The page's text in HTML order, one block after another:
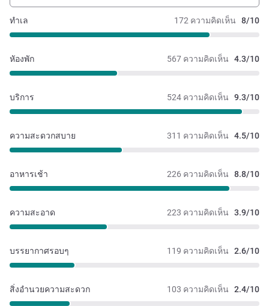
172 ความคิดเห็น 8/10
ทำเล
567 ความคิดเห็น 4.3/10
หัองพัก
524 ความคิดเห็น 9.3/10
บริการ
311 ความคิดเห็น 4.5/10
ความสะดวกสบาย
226 ความคิดเห็น 8.8/10
อาหารเช้า
223 ความคิดเห็น 3.9/10
ความสะอาด
119 ความคิดเห็น 2.6/10
บรรยากาศรอบๆ
103 ความคิดเห็น 2.4/10
สิ่งอำนวยความสะดวก